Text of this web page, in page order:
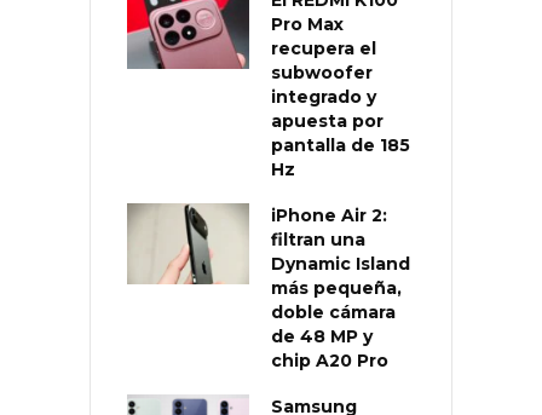
Pro Max
recupera el
subwoofer
integrado y
apuesta por
pantalla de 185
Hz
iPhone Air 2:
filtran una
Dynamic Island
más pequeña,
doble cámara
de 48 MP y
chip A20 Pro
Samsung